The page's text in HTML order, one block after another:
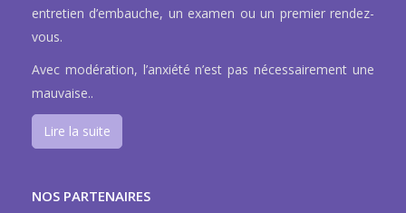
entretien d’embauche, un examen ou un premier rendez-
vous.
Avec modération, l’anxiété n’est pas nécessairement une
mauvaise..
Lire la suite
NOS PARTENAIRES